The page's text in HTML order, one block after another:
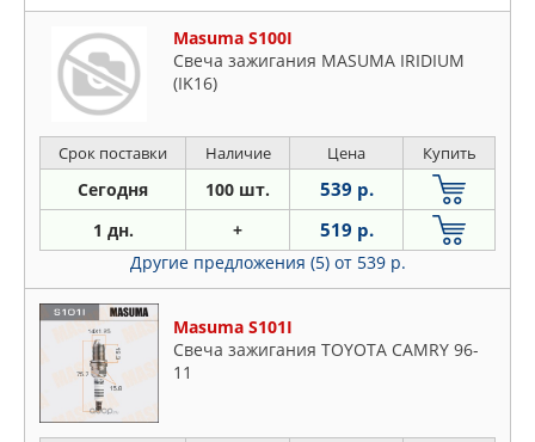
Masuma S100I
Свеча зажигания MASUMA IRIDIUM
(IK16)
Срок поставки Наличие Цена Купить
Сегодня 100 шт. 539 р.
1 дн. + 519 р.
Другие предложения (5) от 539 р.
Masuma S101I
Свеча зажигания TOYOTA CAMRY 96-
11